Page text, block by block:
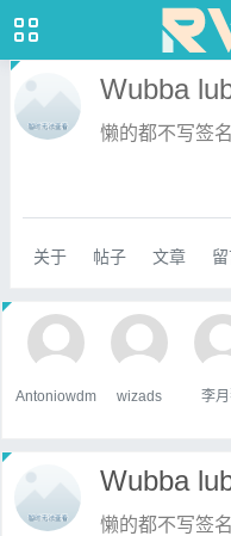
Wubba
懒的都不写签名
关于 帖子 文章
Antoniowdm wizads 李
Wubba
懒的都不写签名